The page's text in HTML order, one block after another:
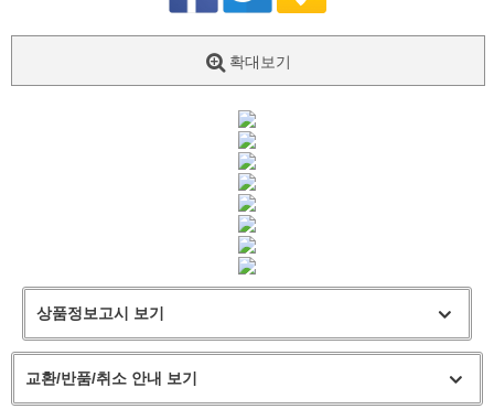
확대보기
상품정보고시 보기
교환/반품/취소 안내 보기